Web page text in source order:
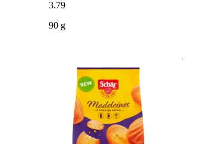
3.79
90 g